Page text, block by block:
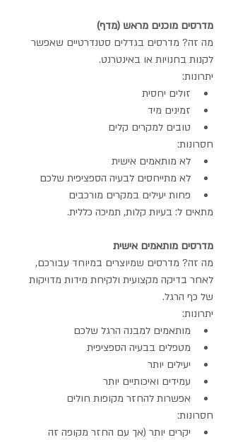
מדרסים מוכנים מראש (מדף)
מה זה? מדרסים בגדלים סטנדרטיים שאפשר
לקנות בחנויות או באינטרנט.
יתרונות:
זולים יחסית
זמינים מיד
טובים למקרים קלים
חסרונות:
לא מותאמים אישית
לא מתייחסים לבעיה הספציפית שלכם
פחות יעילים במקרים מורכבים
מתאים ל: בעיות קלות, תמיכה כללית.
מדרסים מותאמים אישית
מה זה? מדרסים שמיוצרים במיוחד עבורכם,
לאחר בדיקה מקצועית ולקיחת מידות מדויקות
של כף הרגל.
יתרונות:
מותאמים למבנה הרגל שלכם
מטפלים בבעיה הספציפית
יעילים יותר
עמידים ואיכותיים יותר
אפשרות להחזר מקופות חולים
חסרונות:
יקרים יותר (אך עם החזר מקופה זה